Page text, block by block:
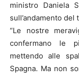
ministro Daniela
sull’andamento del
“Le nostre
confermano le
mettendo alle
Spagna. Ma non